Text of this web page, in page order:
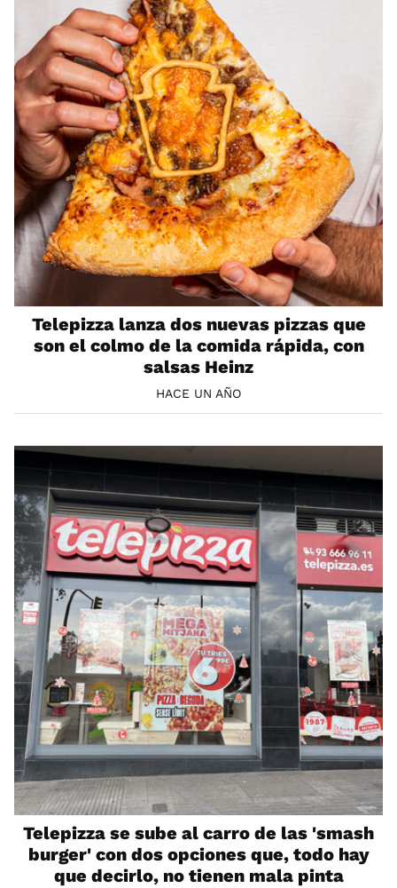
Telepizza lanza dos nuevas pizzas que
son el colmo de la comida rápida, con
salsas Heinz
HACE UN AÑO
Telepizza se sube al carro de las 'smash
burger' con dos opciones que, todo hay
que decirlo, no tienen mala pinta